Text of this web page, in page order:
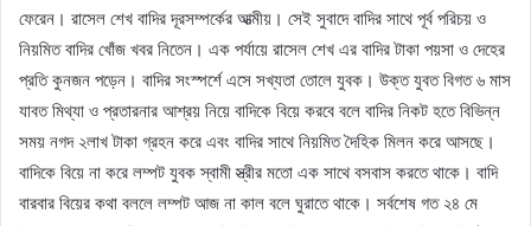
ফেরেন। রাসেল শেখ বাদির দূরসম্পর্কের আত্মীয়। সেই সুবাদে বাদির সাথে পূর্ব পরিচয় ও
নিয়মিত বাদির খোঁজ খবর নিতেন। এক পর্যায়ে রাসেল শেখ এর বাদির টাকা পয়সা ও দেহের
প্রতি কুনজন পড়েন। বাদির সংস্পর্শে এসে সখ্যতা তোলে যুবক। উক্ত যুবত বিগত ৬ মাস
যাবত মিথ্যা ও প্রতারনার আশ্রয় নিয়ে বাদিকে বিয়ে করবে বলে বাদির নিকট হতে বিভিন্ন
সময় নগদ ২লাখ টাকা গ্রহন করে এবং বাদির সাথে নিয়মিত দৈহিক মিলন করে আসছে।
বাদিকে বিয়ে না করে লম্পট যুবক স্বামী স্ত্রীর মতো এক সাথে বসবাস করতে থাকে। বাদি
বারবার বিয়ের কথা বললে লম্পট আজ না কাল বলে ঘুরাতে থাকে। সর্বশেষ গত ২৪ মে